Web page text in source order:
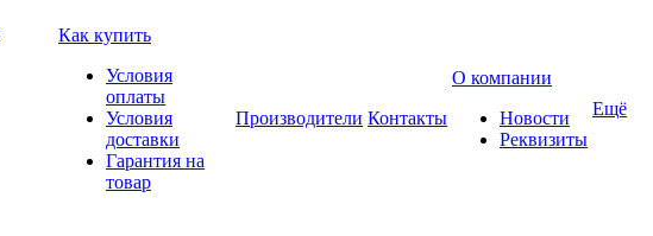
Как купить
Условия
оплаты
Условия
доставки
Гарантия на
товар
Производители Контакты
О компании
Новости
Реквизиты
Ещё